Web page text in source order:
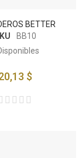
BETTER
BB10
$